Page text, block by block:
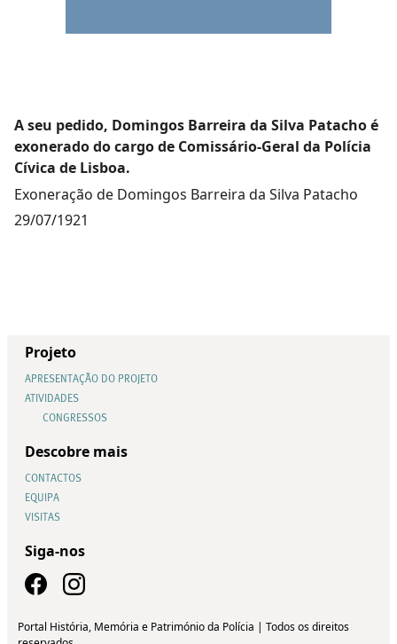
A seu pedido, Domingos Barreira da Silva Patacho é
exonerado do cargo de Comissário-Geral da Polícia
Cívica de Lisboa.
Exoneração de Domingos Barreira da Silva Patacho
29/07/1921
Projeto
APRESENTAÇÃO DO PROJETO
ATIVIDADES
CONGRESSOS
Descobre mais
CONTACTOS
EQUIPA
VISITAS
Siga-nos
Portal História, Memória e Património da Polícia | Todos os direitos